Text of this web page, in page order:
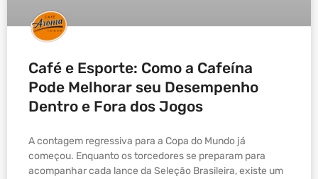
Café e Esporte: Como a Cafeína
Pode Melhorar seu Desempenho
Dentro e Fora dos Jogos
A contagem regressiva para a Copa do Mundo já
começou. Enquanto os torcedores se preparam para
acompanhar cada lance da Seleção Brasileira, existe um